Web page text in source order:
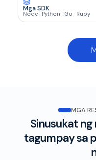
Mga SDK
Node · Python · Go · Ruby
MGA
Sinusukat
tagumpay sa